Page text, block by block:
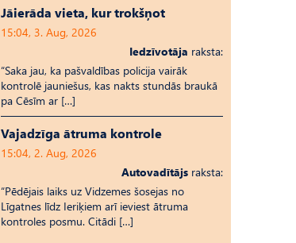
Jāierāda vieta, kur trokšņot
15:04, 3. Aug, 2026
Iedzīvotāja raksta:
“Saka jau, ka pašvaldības policija vairāk
kontrolē jauniešus, kas nakts stundās braukā
pa Cēsīm ar […]
Vajadzīga ātruma kontrole
15:04, 2. Aug, 2026
Autovadītājs raksta:
“Pēdējais laiks uz Vid­ze­mes šosejas no
Līgatnes līdz Ieriķiem arī ieviest ātruma
kontroles posmu. Citādi […]